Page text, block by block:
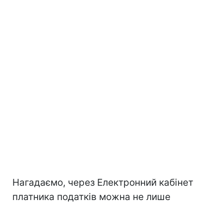
Нагадаємо, через Електронний кабінет
платника податків можна не лише